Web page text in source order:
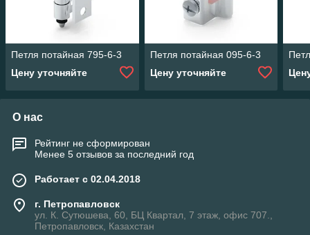
Петля потайная 795-6-3
Цену уточняйте
Петля потайная 095-6-3
Цену уточняйте
О нас
Рейтинг не сформирован
Менее 5 отзывов за последний год
Работает с 02.04.2018
г. Петропавловск
ул. К. Сутюшева, 60, БЦ Квартал, 7 этаж, офис 707.,
Петропавловск, Казахстан